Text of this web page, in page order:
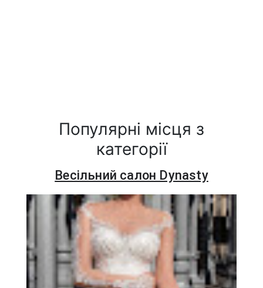
Популярні місця з
категорії
Весільний салон Dynasty